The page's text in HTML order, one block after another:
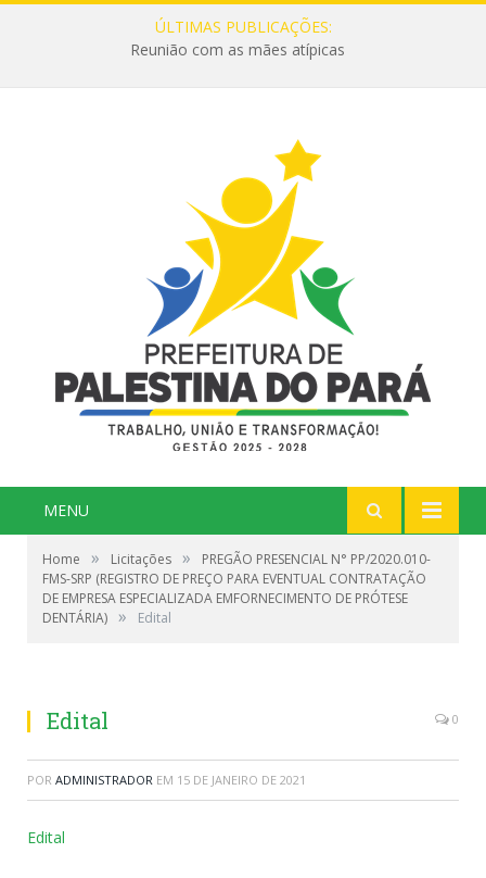
ÚLTIMAS PUBLICAÇÕES:
Reunião com as mães atípicas
MENU
Home » Licitações »
PREGÃO PRESENCIAL N° PP/2020.010-
FMS-SRP (REGISTRO DE PREÇO PARA EVENTUAL CONTRATAÇÃO
DE EMPRESA ESPECIALIZADA EMFORNECIMENTO DE PRÓTESE
DENTÁRIA) » Edital
Edital 0
POR ADMINISTRADOR EM 15 DE JANEIRO DE 2021
Edital